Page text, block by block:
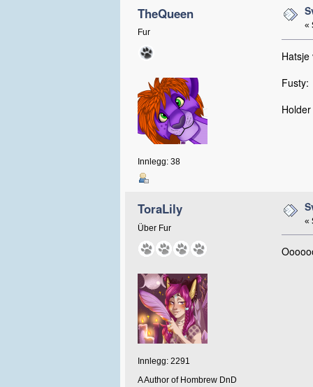
TheQueen
Fur
Innlegg: 38
«
Fusty:
ToraLily
Über Fur
Innlegg: 2291
A Author of Hombrew DnD
«